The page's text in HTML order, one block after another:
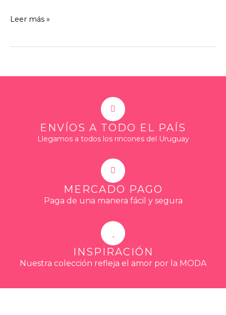
Leer más »
ENVÍOS A TODO EL PAÍS
Llegamos a todos los rincones del Uruguay
MERCADO PAGO
Paga de una manera fácil y segura
INSPIRACIÓN
Nuestra colección refleja el amor por la MODA